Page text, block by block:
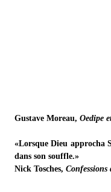
Gustave Moreau, Oedipe
«Lorsque Dieu approcha
dans son souffle.»
Nick Tosches, Confessions